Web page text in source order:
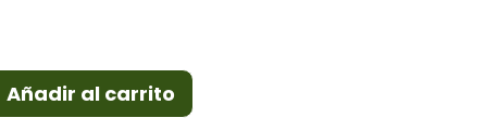
Añadir al carrito